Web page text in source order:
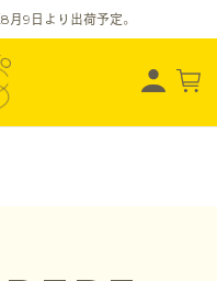
8 月9 日より出荷予定。